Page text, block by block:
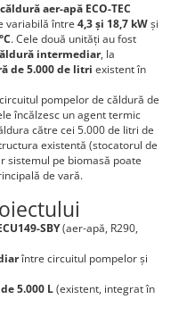
aer-apă ECO-TEC
variabilă între 4,3 și 18,7 kWși
. Cele două unități au fost
intermediar, la
de 5.000 de litri existent în
pompelor de căldură de
încălzesc un agent termic
către cei 5.000 de litri de
existentă (stocatorul de
sistemul pe biomasă poate
de vară.
SBY(aer-apă, R290,
între circuitul pompelor și
5.000 L(existent, integrat în